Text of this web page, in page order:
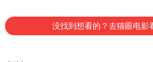
没找到想看的？去猫眼电影